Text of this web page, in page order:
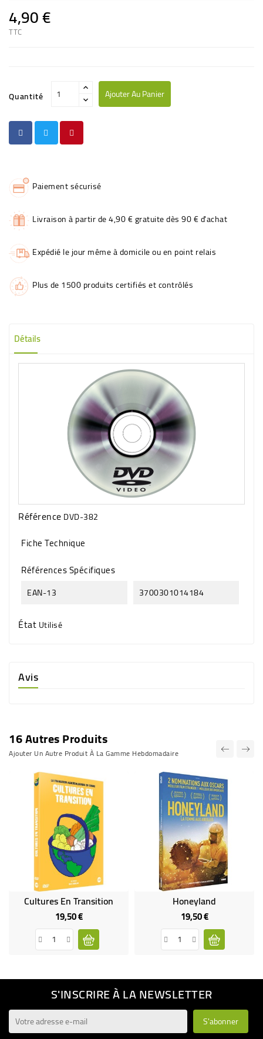
4,90 €
TTC
Quantité Ajouter Au Panier
Paiement sécurisé
Livraison à partir de 4,90 € gratuite dès 90 € d'achat
Expédié le jour même à domicile ou en point relais
Plus de 1500 produits certifiés et contrôlés
Détails
RéférenceDVD-382
Fiche Technique
Références Spécifiques
EAN-13 3700301014184
ÉtatUtilisé
Avis
16 Autres Produits
Ajouter Un Autre Produit À La Gamme Hebdomadaire
Cultures En Transition
19,50 €Prix
Honeyland
19,50 €Prix
S'INSCRIRE À LA NEWSLETTER